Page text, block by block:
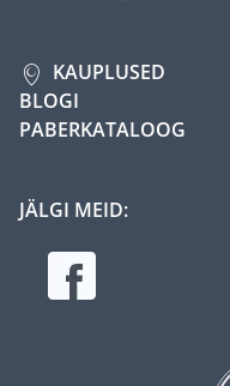
KAUPLUSED
BLOGI
PABERKATALOOG
JÄLGI MEID: